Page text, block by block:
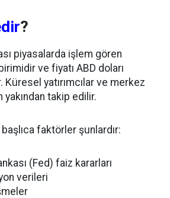
?
piyasalarda işlem gören
ve fiyatı ABD doları
yatırımcılar ve merkez
yakından takip edilir.
başlıca faktörler şunlardır:
(Fed) faiz kararları
verileri